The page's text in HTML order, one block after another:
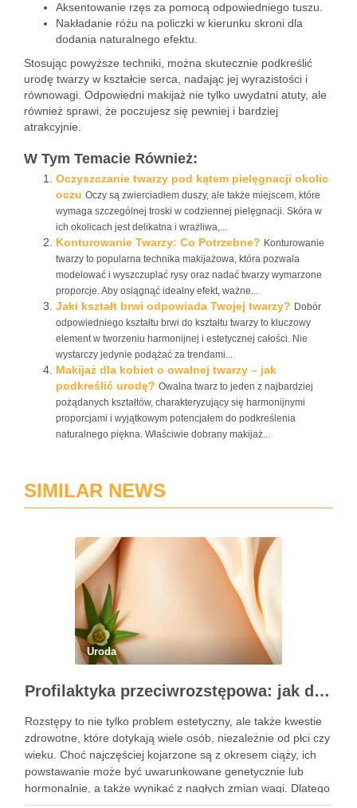
Aksentowanie rzęs za pomocą odpowiedniego tuszu.
Nakładanie różu na policzki w kierunku skroni dla
dodania naturalnego efektu.
Stosując powyższe techniki, można skutecznie podkreślić
urodę twarzy w kształcie serca, nadając jej wyrazistości i
równowagi. Odpowiedni makijaż nie tylko uwydatni atuty, ale
również sprawi, że poczujesz się pewniej i bardziej
atrakcyjnie.
W Tym Temacie Również:
Oczyszczanie twarzy pod kątem pielęgnacji okolic
oczu Oczy są zwierciadłem duszy, ale także miejscem, które
wymaga szczególnej troski w codziennej pielęgnacji. Skóra w
ich okolicach jest delikatna i wrażliwa,...
Konturowanie Twarzy: Co Potrzebne? Konturowanie
twarzy to popularna technika makijażowa, która pozwala
modelować i wyszczuplać rysy oraz nadać twarzy wymarzone
proporcje. Aby osiągnąć idealny efekt, ważne...
Jaki kształt brwi odpowiada Twojej twarzy? Dobór
odpowiedniego kształtu brwi do kształtu twarzy to kluczowy
element w tworzeniu harmonijnej i estetycznej całości. Nie
wystarczy jedynie podążać za trendami...
Makijaż dla kobiet o owalnej twarzy – jak
podkreślić urodę? Owalna twarz to jeden z najbardziej
pożądanych kształtów, charakteryzujący się harmonijnymi
proporcjami i wyjątkowym potencjałem do podkreślenia
naturalnego piękna. Właściwie dobrany makijaż...
SIMILAR NEWS
Uroda
Profilaktyka przeciwrozstępowa: jak dbać o skórę skutecznie?
Rozstępy to nie tylko problem estetyczny, ale także kwestie
zdrowotne, które dotykają wiele osób, niezależnie od płci czy
wieku. Choć najczęściej kojarzone są z okresem ciąży, ich
powstawanie może być uwarunkowane genetycznie lub
hormonalnie, a także wynikać z nagłych zmian wagi. Dlatego
kluczowe jest, aby już od najmłodszych lat zadbać …